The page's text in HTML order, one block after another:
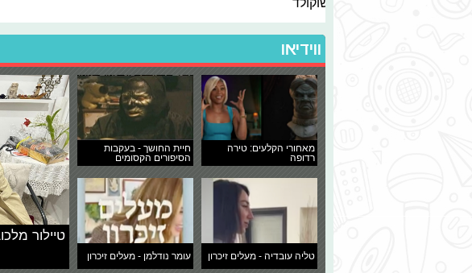
ווידיאו
מאחורי הקלעים: טירה
רדופה
חיית החושך - בעקבות
הסיפורים הקסומים
טליה עובדיה - מעלים זיכרון עומר נודלמן - מעלים זיכרון
טיילור